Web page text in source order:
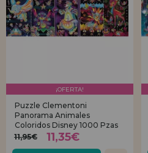
¡OFERTA!
Puzzle Clementoni
Panorama Animales
Coloridos Disney 1000 Pzas
11,95€
11,35€